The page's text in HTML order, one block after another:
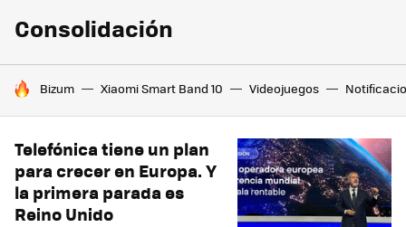
Consolidación
HOY SE HABLA DE
Bizum Xiaomi Smart Band 10 Videojuegos
Telefónica tiene un plan
para crecer en Europa. Y
la primera parada es
Reino Unido